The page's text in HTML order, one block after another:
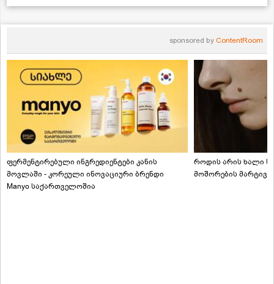
sponsored by ContentRoom
ფერმენტირებული ინგრედიენტები კანის
მოვლაში - კორეული ინოვაციური ბრენდი
Manyo საქართველოშია
როდის არის ხალი
მოშორების